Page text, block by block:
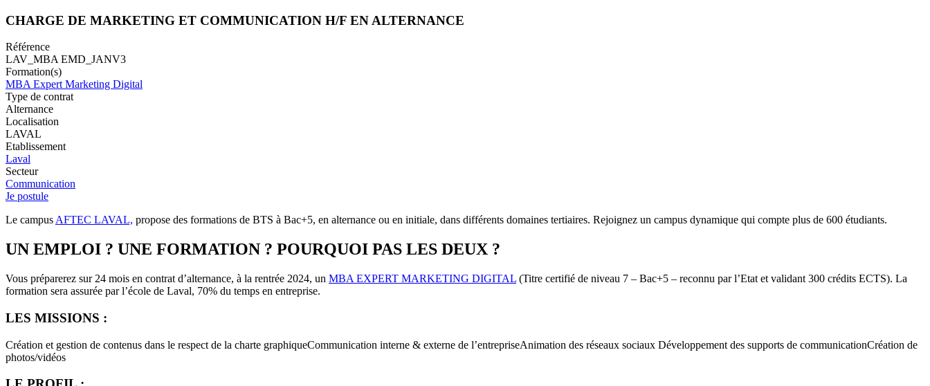
CHARGE DE MARKETING ET COMMUNICATION H/F EN ALTERNANCE
Référence
LAV_MBA EMD_JANV3
Formation(s)
MBA Expert Marketing Digital
Type de contrat
Alternance
Localisation
LAVAL
Etablissement
Laval
Secteur
Communication
Je postule
Le campusAFTEC LAVAL, propose des formations de BTS à Bac+5, en alternance ou en initiale, dans différents domaines tertiaires. Rejoignez un campus dynamique qui compte plus de 600 étudiants.
UN EMPLOI ? UNE FORMATION ? POURQUOI PAS LES DEUX ?
Vous préparerez sur 24 mois en contrat d’alternance, à la rentrée 2024, un MBA EXPERT MARKETING DIGITAL (Titre certifié de niveau 7 – Bac+5 – reconnu par l’Etat et validant 300 crédits ECTS). La
formation sera assurée par l’école de Laval, 70% du temps en entreprise.
LES MISSIONS :
Création et gestion de contenus dans le respect de la charte graphiqueCommunication interne & externe de l’entrepriseAnimation des réseaux sociaux Développement des supports de communicationCréation de
photos/vidéos